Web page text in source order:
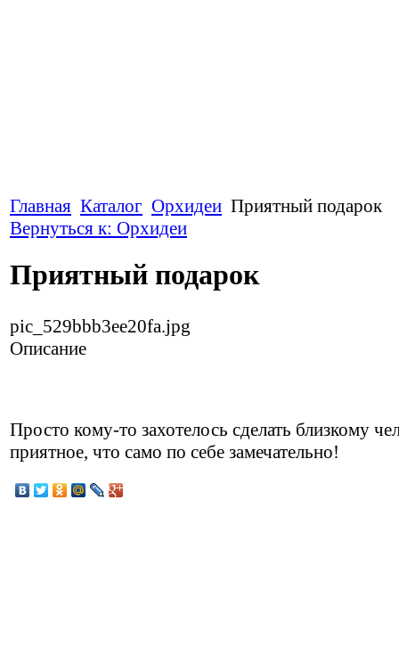
Главная Каталог Орхидеи Приятный подарок
Вернуться к: Орхидеи
Приятный подарок
pic_529bbb3ee20fa.jpg
Описание
Просто кому-то захотелось сделать близкому
приятное, что само по себе замечательно!